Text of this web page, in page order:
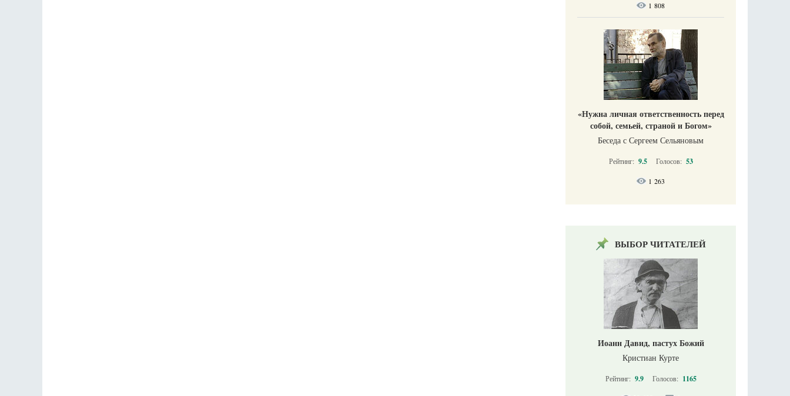
1 808
«Нужна личная ответственность перед
собой, семьей, страной и Богом»
Беседа с Сергеем Сельяновым
Рейтинг: 9.5 Голосов: 53
1 263
ВЫБОР ЧИТАТЕЛЕЙ
Иоанн Давид, пастух Божий
Кристиан Курте
Рейтинг: 9.9 Голосов: 1165